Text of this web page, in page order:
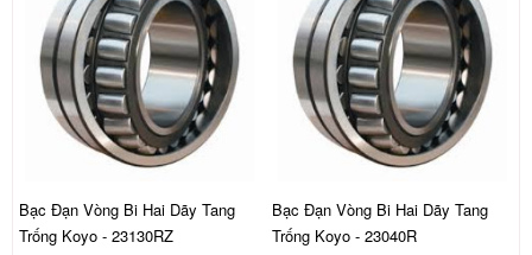
Bạc Đạn Vòng Bi Hai Dãy Tang
Trống Koyo - 23130RZ
Bạc Đạn Vòng Bi Hai Dãy Tang
Trống Koyo - 23040R